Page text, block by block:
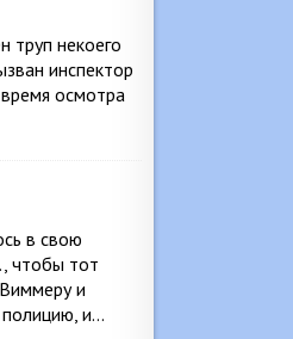
труп некоего
инспектор
осмотра
в свою
чтобы тот
и
и…